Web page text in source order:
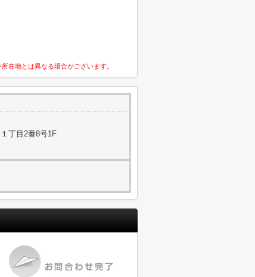
在地とは異なる場合がございます。
丁目2番8号1F